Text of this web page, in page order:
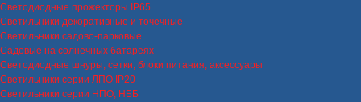
Светодиодные прожекторы IP65
Светильники декоративные и точечные
Светильники садово-парковые
Садовые на солнечных батареях
Светодиодные шнуры, сетки, блоки питания, аксессуары
Светильники серии ЛПО IP20
Светильники серии НПО, НББ